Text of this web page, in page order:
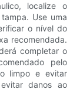
localize o
Use uma
o nível do
recomendada.
completar o
pelo
limpo e evitar
danos ao